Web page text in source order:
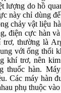
lượng do hồ
này chỉ dùng
chảy vật liệu
điện cực hàn
thường là
với ống thổi
khí trơ, nên
thuốc hàn.
Các máy hàn
phụ thuộc